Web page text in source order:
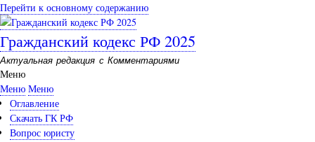
Перейти к основному содержанию
Гражданский кодекс РФ 2025
Актуальная редакция с Комментариями
Меню
Меню Меню
Оглавление
Скачать ГК РФ
Вопрос юристу